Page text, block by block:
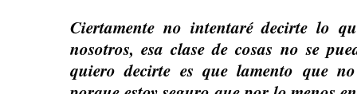
Ciertamente no intentaré decirte lo
nosotros, esa clase de cosas no se
quiero decirte es que lamento que